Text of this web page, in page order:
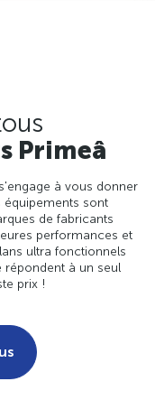
Primeâ
à vous donner
équipements sont
de fabricants
performances et
ultra fonctionnels
à un seul
prix !